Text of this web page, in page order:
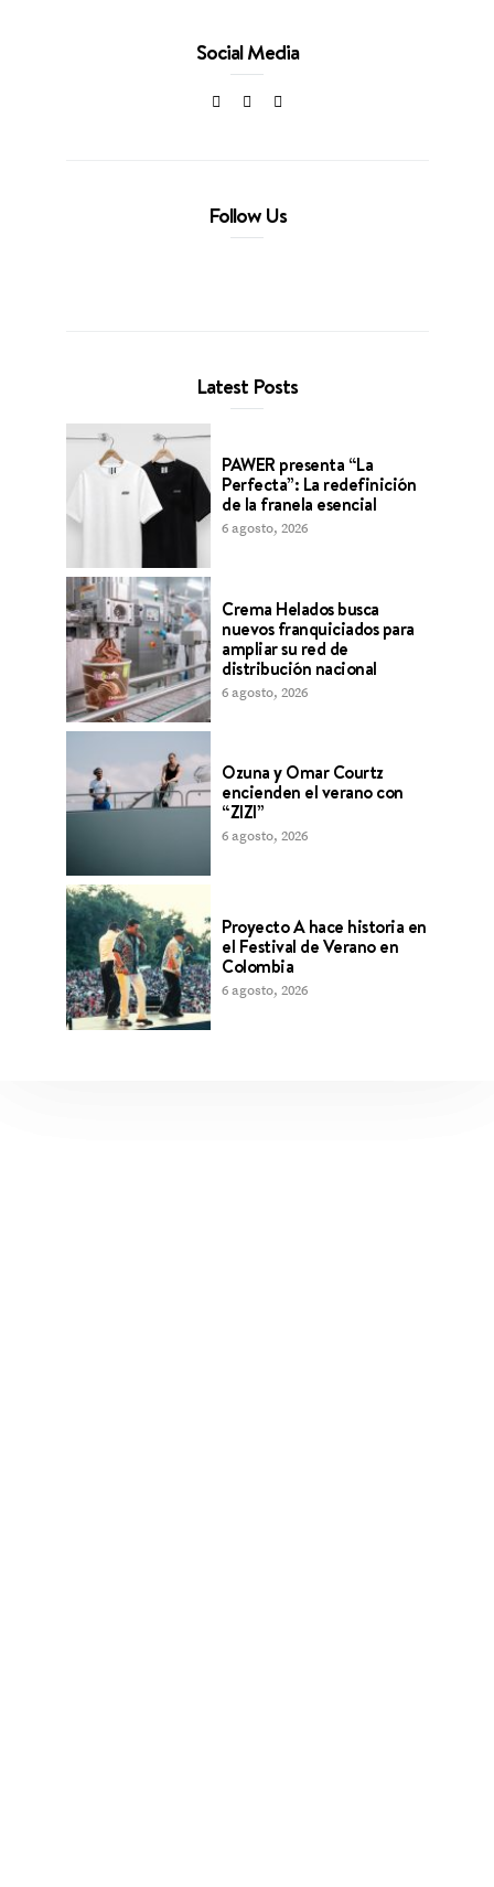
Social Media
Follow Us
Latest Posts
PAWER presenta “La
Perfecta”: La redefinición
de la franela esencial
6 agosto, 2026
Crema Helados busca
nuevos franquiciados para
ampliar su red de
distribución nacional
6 agosto, 2026
Ozuna y Omar Courtz
encienden el verano con
“ZIZI”
6 agosto, 2026
Proyecto A hace historia en
el Festival de Verano en
Colombia
6 agosto, 2026